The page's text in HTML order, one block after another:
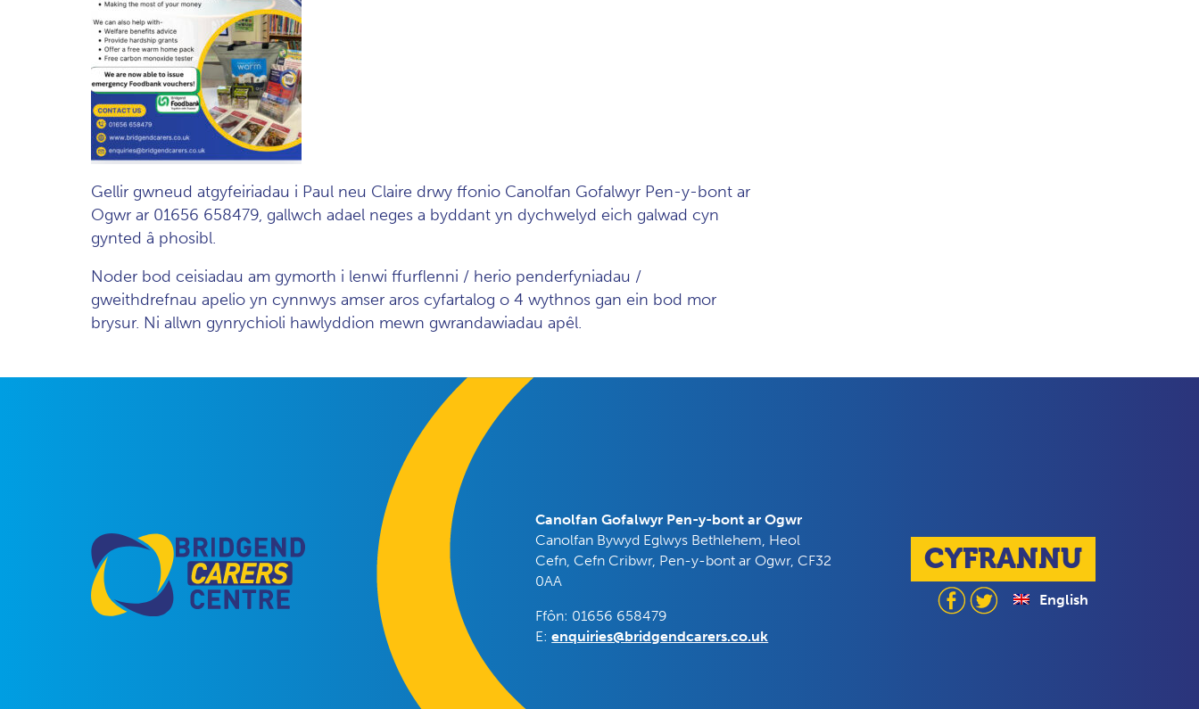
Gellir gwneud atgyfeiriadau i Paul neu Claire drwy ffonio Canolfan Gofalwyr Pen-y-bont ar
Ogwr ar 01656 658479, gallwch adael neges a byddant yn dychwelyd eich galwad cyn
gynted â phosibl.
Noder bod ceisiadau am gymorth i lenwi ffurflenni / herio penderfyniadau /
gweithdrefnau apelio yn cynnwys amser aros cyfartalog o 4 wythnos gan ein bod mor
brysur. Ni allwn gynrychioli hawlyddion mewn gwrandawiadau apêl.
Canolfan Gofalwyr Pen-y-bont ar Ogwr
Canolfan Bywyd Eglwys Bethlehem, Heol
Cefn, Cefn Cribwr, Pen-y-bont ar Ogwr, CF32
0AA
Ffôn: 01656 658479
E:enquiries@bridgendcarers.co.uk
CYFRANNU
English